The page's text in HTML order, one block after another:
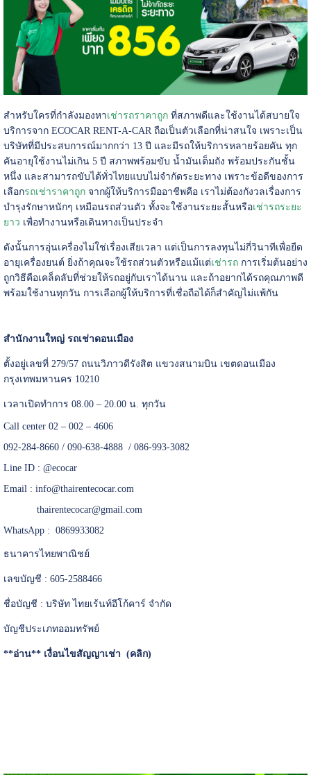
สำหรับใครที่กำลังมองหาเช่ารถราคาถูกที่สภาพดีและใช้งานได้สบายใจ
บริการจาก ECOCAR RENT-A-CAR ถือเป็นตัวเลือกที่น่าสนใจ เพราะเป็น
บริษัทที่มีประสบการณ์มากกว่า 13 ปี และมีรถให้บริการหลายร้อยคัน ทุก
คันอายุใช้งานไม่เกิน 5 ปี สภาพพร้อมขับ น้ำมันเต็มถัง พร้อมประกันชั้น
หนึ่ง และสามารถขับได้ทั่วไทยแบบไม่จำกัดระยะทาง เพราะข้อดีของการ
เลือกรถเช่าราคาถูกจากผู้ให้บริการมืออาชีพคือ เราไม่ต้องกังวลเรื่องการ
บำรุงรักษาหนักๆ เหมือนรถส่วนตัว ทั้งจะใช้งานระยะสั้นหรือเช่ารถระยะ
ยาว เพื่อทำงานหรือเดินทางเป็นประจำ
ดังนั้นการอุ่นเครื่องไม่ใช่เรื่องเสียเวลา แต่เป็นการลงทุนไม่กี่วินาทีเพื่อยืด
อายุเครื่องยนต์ ยิ่งถ้าคุณจะใช้รถส่วนตัวหรือแม้แต่เช่ารถการเริ่มต้นอย่าง
ถูกวิธีคือเคล็ดลับที่ช่วยให้รถอยู่กับเราได้นาน และถ้าอยากได้รถคุณภาพดี
พร้อมใช้งานทุกวัน การเลือกผู้ให้บริการที่เชื่อถือได้ก็สำคัญไม่แพ้กัน
สำนักงานใหญ่ รถเช่าดอนเมือง
ตั้งอยู่เลขที่ 279/57 ถนนวิภาวดีรังสิต แขวงสนามบิน เขตดอนเมือง
กรุงเทพมหานคร 10210
เวลาเปิดทำการ 08.00 – 20.00 น. ทุกวัน
Call center 02 – 002 – 4606
092-284-8660 / 090-638-4888 / 086-993-3082
Line ID : @ecocar
Email : info@thairentecocar.com
thairentecocar@gmail.com
WhatsApp : 0869933082
ธนาคารไทยพาณิชย์
เลขบัญชี : 605-2588466
ชื่อบัญชี : บริษัท ไทยเร้นท์อีโก้คาร์ จำกัด
บัญชีประเภทออมทรัพย์
**อ่าน** เงื่อนไขสัญญาเช่า (คลิก)